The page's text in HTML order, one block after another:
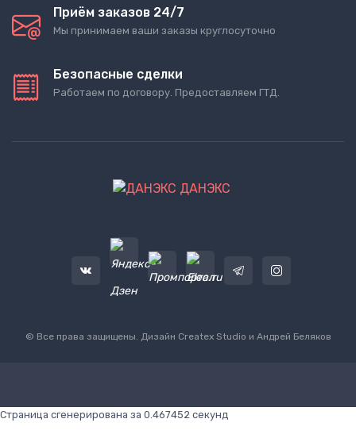
Приём заказов 24/7
Мы принимаем ваши заказы круглосуточно
Безопасные сделки
Работаем по договору. Предоставляем ГТД.
ДАНЭКС
© Все права защищены. Дизайн Createx Studio и Андрей Беляков
Страница сгенерирована за 0.467452 секунд